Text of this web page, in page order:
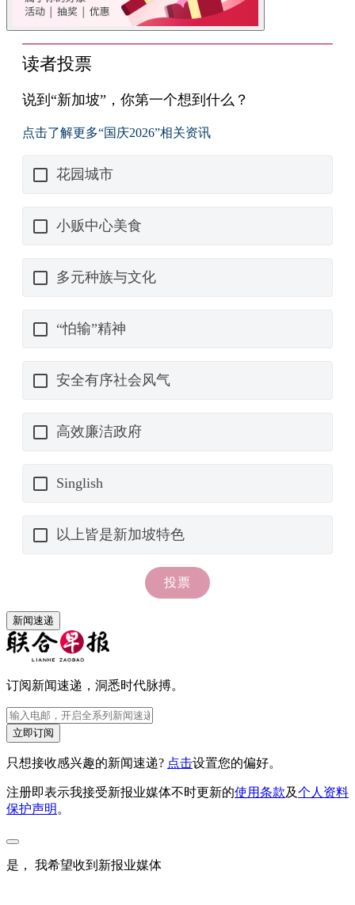
新闻速递
订阅新闻速递，洞悉时代脉搏。
立即订阅
只想接收感兴趣的新闻速递? 点击设置您的偏好。
注册即表示我接受新报业媒体不时更新的使用条款及个人资料
保护声明 。
是， 我希望收到新报业媒体